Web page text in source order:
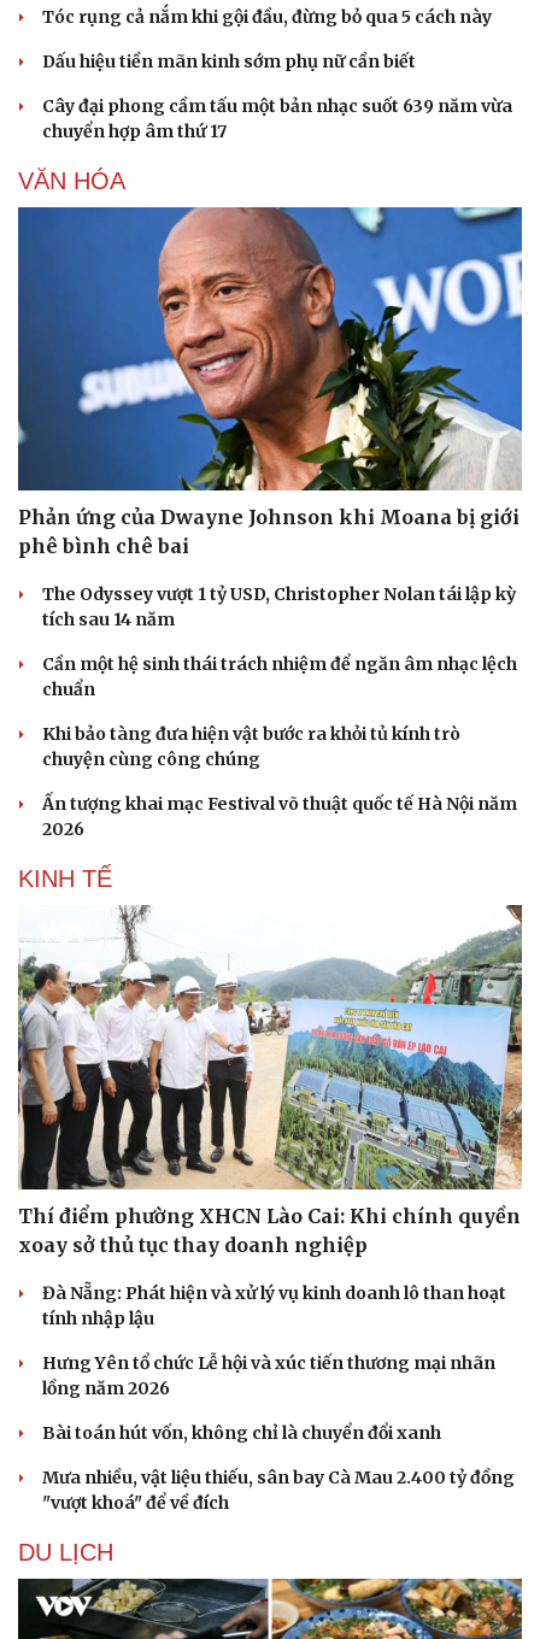
Sản phụ khoa
Nam khoa
Phòng mạch online
Ăn sạch sống khỏe
Tình yêu - Gia đình
Tóc rụng cả nắm khi gội đầu, đừng bỏ qua 5 cách này
Dấu hiệu tiền mãn kinh sớm phụ nữ cần biết
Cây đại phong cầm tấu một bản nhạc suốt 639 năm vừa
chuyển hợp âm thứ 17
VĂN HÓA
Phản ứng của Dwayne Johnson khi Moana bị giới
phê bình chê bai
The Odyssey vượt 1 tỷ USD, Christopher Nolan tái lập kỳ
tích sau 14 năm
Cần một hệ sinh thái trách nhiệm để ngăn âm nhạc lệch
chuẩn
Khi bảo tàng đưa hiện vật bước ra khỏi tủ kính trò
chuyện cùng công chúng
Ấn tượng khai mạc Festival võ thuật quốc tế Hà Nội năm
2026
KINH TẾ
Thí điểm phường XHCN Lào Cai: Khi chính quyền
xoay sở thủ tục thay doanh nghiệp
Đà Nẵng: Phát hiện và xử lý vụ kinh doanh lô than hoạt
tính nhập lậu
Hưng Yên tổ chức Lễ hội và xúc tiến thương mại nhãn
lồng năm 2026
Bài toán hút vốn, không chỉ là chuyển đổi xanh
Mưa nhiều, vật liệu thiếu, sân bay Cà Mau 2.400 tỷ đồng
"vượt khoá" để về đích
DU LỊCH